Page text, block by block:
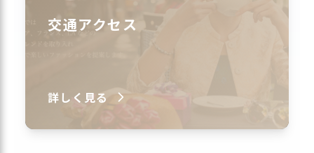
交通アクセス
詳しく見る